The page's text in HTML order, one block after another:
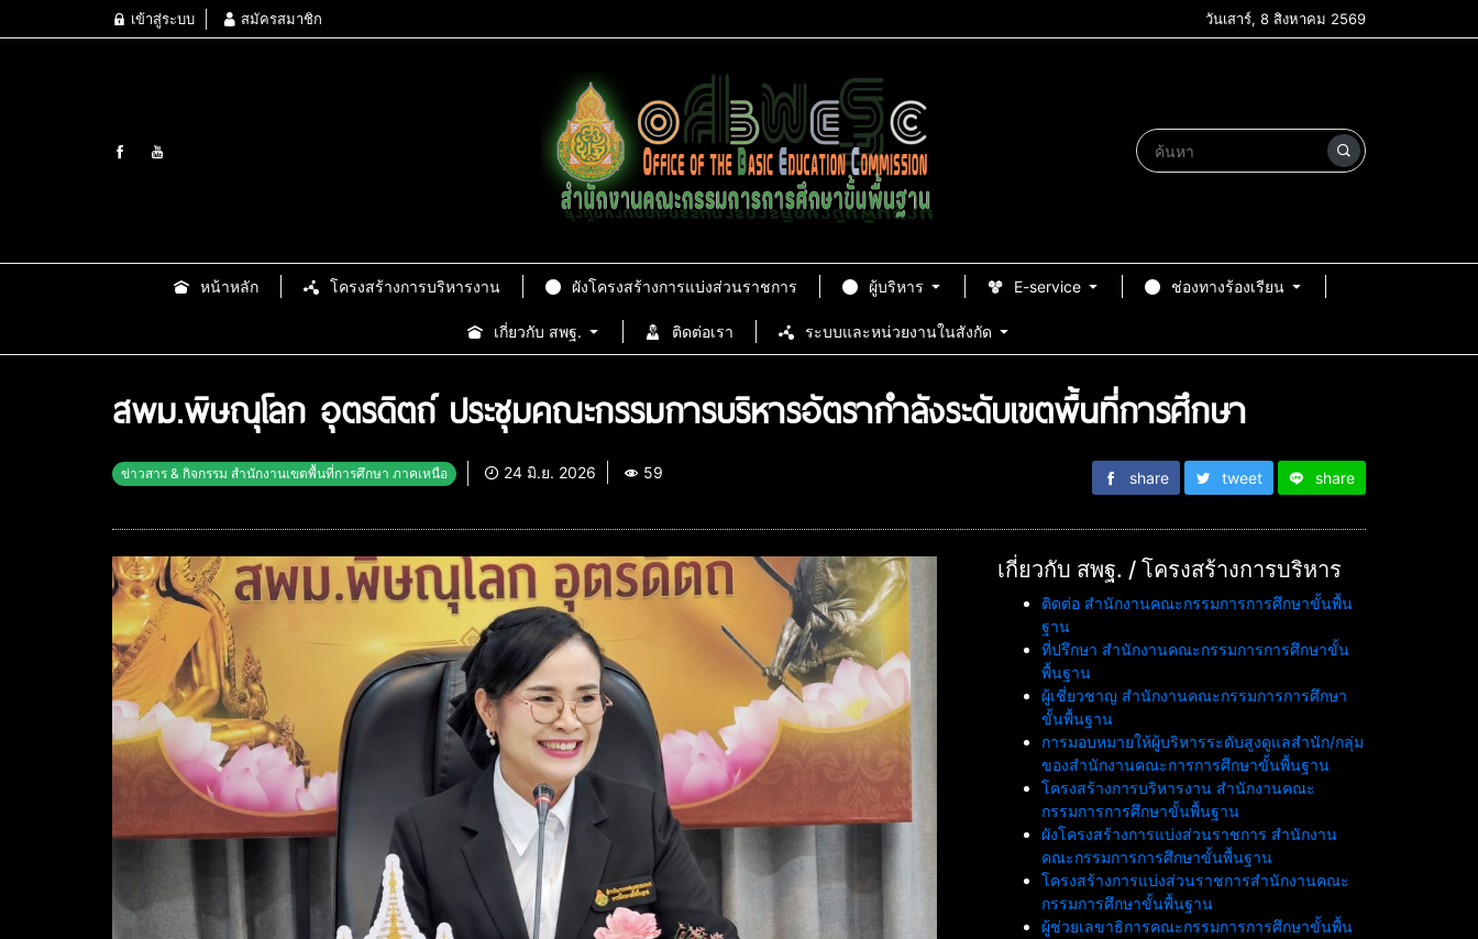
เข้าสู่ระบบ สมัครสมาชิก วันเสาร์, 8 สิงหาคม 2569
หน้าหลัก โครงสร้างการบริหารงาน ผังโครงสร้างการแบ่งส่วนราชการ ผู้บริหาร E-service ช่องทางร้องเรียน
เกี่ยวกับ สพฐ. ติดต่อเรา ระบบและหน่วยงานในสังกัด
สพม.พิษณุโลก อุตรดิตถ์ ประชุมคณะกรรมการบริหารอัตรากำลังระดับเขตพื้นที่การศึกษา
ข่าวสาร & กิจกรรม สำนักงานเขตพื้นที่การศึกษา ภาคเหนือ 24 มิ.ย. 2026 59 share tweet share
เกี่ยวกับ สพฐ. / โครงสร้างการบริหาร
ติดต่อ สำนักงานคณะกรรมการการศึกษาขั้นพื้น
ฐาน
ที่ปรึกษา สำนักงานคณะกรรมการการศึกษาขั้น
พื้นฐาน
ผู้เชี่ยวชาญ สำนักงานคณะกรรมการการศึกษา
ขั้นพื้นฐาน
การมอบหมายให้ผู้บริหารระดับสูงดูแลสำนัก/กลุ่ม
ของสำนักงานคณะการการศึกษาขั้นพื้นฐาน
โครงสร้างการบริหารงาน สำนักงานคณะ
กรรมการการศึกษาขั้นพื้นฐาน
ผังโครงสร้างการแบ่งส่วนราชการ สำนักงาน
คณะกรรมการการศึกษาขั้นพื้นฐาน
โครงสร้างการแบ่งส่วนราชการสำนักงานคณะ
กรรมการศึกษาขั้นพื้นฐาน
ผู้ช่วยเลขาธิการคณะกรรมการการศึกษาขั้นพื้น